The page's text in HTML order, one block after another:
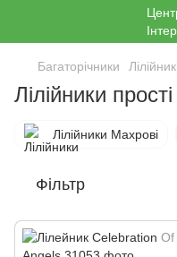
Багаторічники Лілійник
Лілійники прості
Лілійники Махрові
Фільтр